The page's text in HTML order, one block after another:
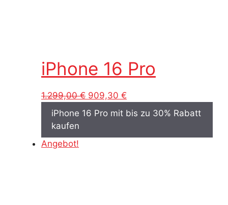
iPhone 16 Pro
1.299,00€ Ursprünglicher
Preis
909,30 €
Preis
iPhone 16 Pro mit bis zu 30% Rabatt
kaufen
Angebot!